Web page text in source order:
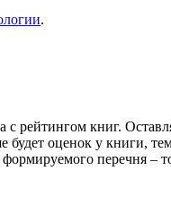
.
с рейтингом книг.
будет оценок у книги,
формируемого перечня